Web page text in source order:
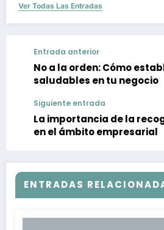
Ver Todas Las Entradas
Entrada anterior
No a la orden: Cómo
saludables en tu negocio
Siguiente entrada
La importancia de la
en el ámbito empresarial
ENTRADAS